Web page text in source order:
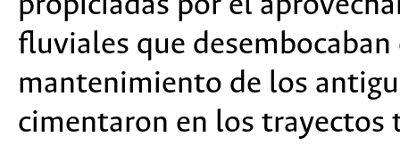
fluviales que
mantenimiento de los
cimentaron en los trayectos